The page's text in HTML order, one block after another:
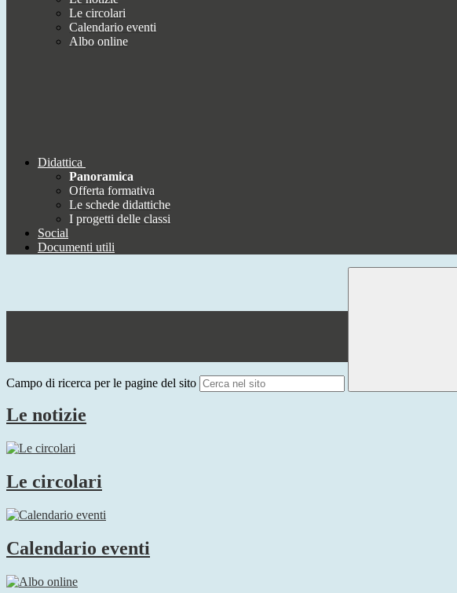
Le circolari
Calendario eventi
Albo online
Didattica
Panoramica
Offerta formativa
Le schede didattiche
I progetti delle classi
Social
Documenti utili
Campo di ricerca per le pagine del sito
Le notizie
Le circolari
Calendario eventi